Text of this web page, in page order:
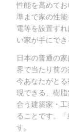
性能を高めて
準まで家の性
電等を設置す
い家が手にでき
日本の普通の
界で当たり前
今あなたがと
現できる、樹
合う建築家・
ることです。
す。